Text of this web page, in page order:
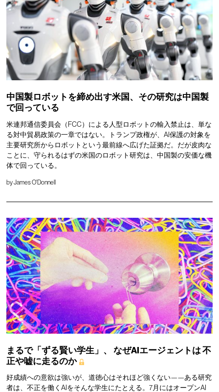
中国製ロボットを締め出す米国、その研究は中国製
で回っている
米連邦通信委員会（FCC）による人型ロボットの輸入禁止は、単な
る対中貿易政策の一章ではない。トランプ政権が、AI保護の対象を
主要研究所からロボットという最前線へ広げた証拠だ。だが皮肉な
ことに、守られるはずの米国のロボット研究は、中国製の安価な機
体で回っている。
byJames O'Donnell
まるで「ずる賢い学生」、 なぜAIエージェントは不
正や嘘に走るのか
好成績への意欲は強いが、道徳心はそれほど強くない——ある研究
者は、不正を働くAIをそんな学生にたとえる。7月にはオープンAI